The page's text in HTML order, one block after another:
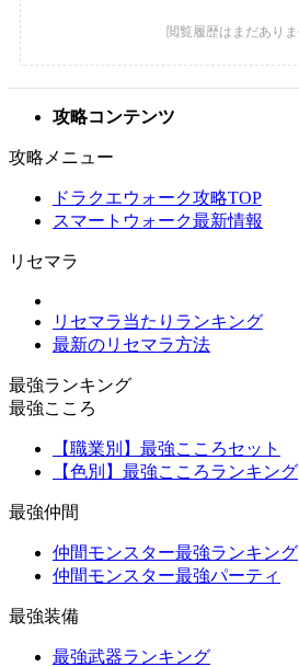
攻略コンテンツ
攻略メニュー
ドラクエウォーク攻略TOP
スマートウォーク最新情報
リセマラ
リセマラ当たりランキング
最新のリセマラ方法
最強ランキング
最強こころ
【職業別】最強こころセット
【色別】最強こころランキング
最強仲間
仲間モンスター最強ランキング
仲間モンスター最強パーティ
最強装備
最強武器ランキング